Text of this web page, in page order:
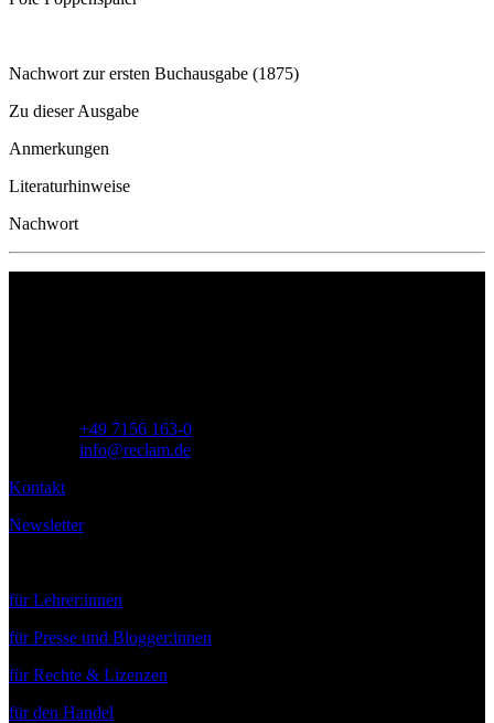
Nachwort zur ersten Buchausgabe (1875)
Zu dieser Ausgabe
Anmerkungen
Literaturhinweise
Nachwort
+49 7156 163-0
info@reclam.de
Kontakt
Newsletter
für Lehrer:innen
für Presse und Blogger:innen
für Rechte & Lizenzen
für den Handel